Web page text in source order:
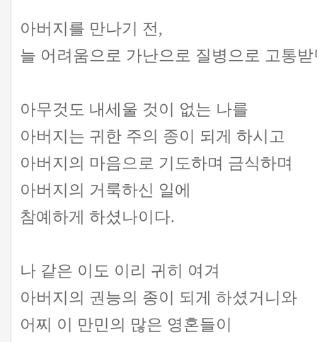
아버지를 만나기 전,
늘 어려움으로 가난으로 질병으로 고통받
아무것도 내세울 것이 없는 나를
아버지는 귀한 주의 종이 되게 하시고
아버지의 마음으로 기도하며 금식하며
아버지의 거룩하신 일에
참예하게 하셨나이다.
나 같은 이도 이리 귀히 여겨
아버지의 권능의 종이 되게 하셨거니와
어찌 이 만민의 많은 영혼들이